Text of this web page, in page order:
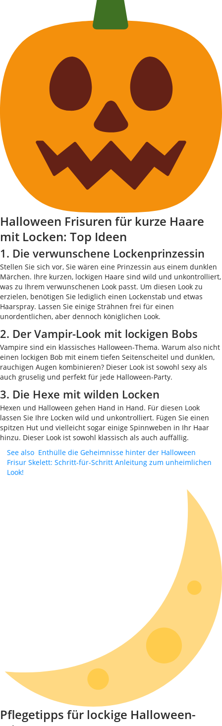
Halloween Frisuren für kurze Haare
mit Locken: Top Ideen
1. Die verwunschene Lockenprinzessin
Stellen Sie sich vor, Sie wären eine Prinzessin aus einem dunklen
Märchen. Ihre kurzen, lockigen Haare sind wild und unkontrolliert,
was zu Ihrem verwunschenen Look passt. Um diesen Look zu
erzielen, benötigen Sie lediglich einen Lockenstab und etwas
Haarspray. Lassen Sie einige Strähnen frei für einen
unordentlichen, aber dennoch königlichen Look.
2. Der Vampir-Look mit lockigen Bobs
Vampire sind ein klassisches Halloween-Thema. Warum also nicht
einen lockigen Bob mit einem tiefen Seitenscheitel und dunklen,
rauchigen Augen kombinieren? Dieser Look ist sowohl sexy als
auch gruselig und perfekt für jede Halloween-Party.
3. Die Hexe mit wilden Locken
Hexen und Halloween gehen Hand in Hand. Für diesen Look
lassen Sie Ihre Locken wild und unkontrolliert. Fügen Sie einen
spitzen Hut und vielleicht sogar einige Spinnweben in Ihr Haar
hinzu. Dieser Look ist sowohl klassisch als auch auffällig.
See also Enthülle die Geheimnisse hinter der Halloween
Frisur Skelett: Schritt-für-Schritt Anleitung zum unheimlichen
Look!
Pflegetipps für lockige Halloween-